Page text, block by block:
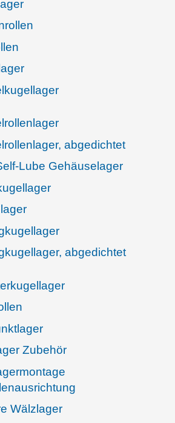
abgedichtet
Lube Gehäuselager
abgedichtet
Zubehör
Wälzla­ger